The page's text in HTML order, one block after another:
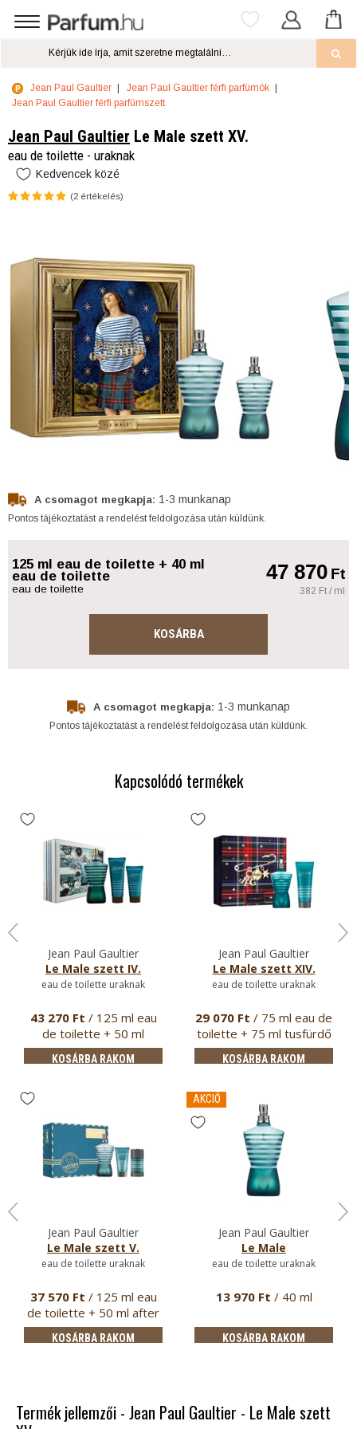
Jean Paul Gaultier
Jean Paul Gaultier férfi parfümök
Jean Paul Gaultier férfi parfümszett
Jean Paul Gaultier Le Male szett XV.
eau de toilette - uraknak
Kedvencek közé
(2 értékelés)
A csomagot megkapja: 1-3 munkanap
Pontos tájékoztatást a rendelést feldolgozása után küldünk.
125 ml eau de toilette + 40 ml
eau de toilette
eau de toilette
47 870Ft
382 Ft / ml
KOSÁRBA
A csomagot megkapja: 1-3 munkanap
Pontos tájékoztatást a rendelést feldolgozása után küldünk.
Kapcsolódó termékek
Jean Paul Gaultier
Le Male szett IV.
eau de toilette uraknak
43 270 Ft / 125 ml eau
de toilette + 50 ml
tusfürd…
KOSÁRBA RAKOM
Jean Paul Gaultier
Le Male szett XIV.
eau de toilette uraknak
29 070 Ft / 75 ml eau de
toilette + 75 ml tusfürdő
KOSÁRBA RAKOM
Jean Paul Gaultier
Le Male szett V.
eau de toilette uraknak
37 570 Ft / 125 ml eau
de toilette + 50 ml after
s…
KOSÁRBA RAKOM
AKCIÓ
Jean Paul Gaultier
Le Male
eau de toilette uraknak
13 970 Ft / 40 ml
KOSÁRBA RAKOM
Termék jellemzői - Jean Paul Gaultier - Le Male szett